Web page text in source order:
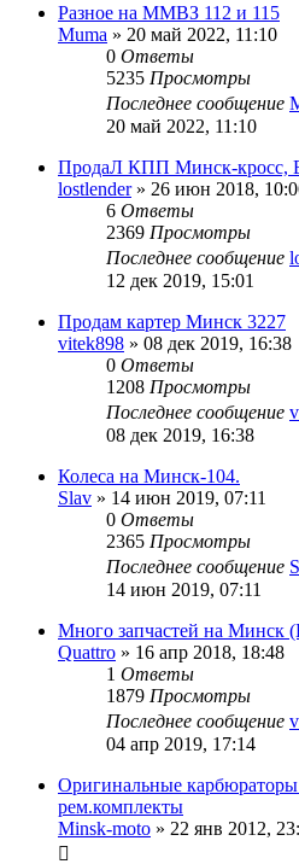
Разное на ММВЗ 112 и 115
Muma » 20 май 2022, 11:10
0 Ответы
5235 Просмотры
Последнее сообщение
20 май 2022, 11:10
ПродаЛ КПП Минск-кросс,
lostlender» 26 июн 2018,
6 Ответы
2369 Просмотры
Последнее сообщение
12 дек 2019, 15:01
Продам картер Минск 3227
vitek898 » 08 дек 2019, 16:38
0 Ответы
1208 Просмотры
Последнее сообщение
08 дек 2019, 16:38
Колеса на Минск-104.
Slav » 14 июн 2019, 07:11
0 Ответы
2365 Просмотры
Последнее сообщение
14 июн 2019, 07:11
Много запчастей на Минск
Quattro » 16 апр 2018, 18:48
1 Ответы
1879 Просмотры
Последнее сообщение
04 апр 2019, 17:14
Оригинальные
рем.комплекты
Minsk-moto » 22 янв 2012,